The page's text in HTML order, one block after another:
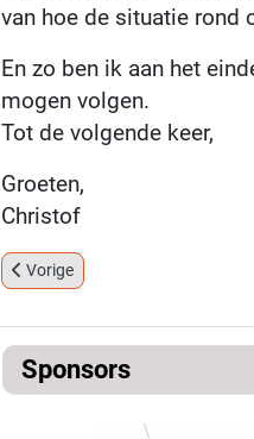
van hoe de situatie rond
En zo ben ik aan het
mogen volgen.
Tot de volgende keer,
Groeten,
Christof
Vorig artikel: Internationaal
Vorige
Sponsors